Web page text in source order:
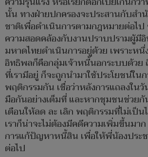
นั้น ทางฝ่ายปกครองจะประสานกับสำ
ชาติเพื่อดำเนินการตามกฎหมายต่อไ
ความสอดคล้องกับงานปราบปรามผู้มี
มหาดไทยดำเนินการอยู่ด้วย เพราะห
อิทธิพลก็คือกลุ่มเจ้าหนี้นอกระบบด้วย
ที่เรามีอยู่ ก็จะถูกนำมาใช้ประโยชน์ใน
พฤติกรรมกัน เชื่อว่าหลังการแถลงใน
มือกันอย่างเต็มที่ และหากชุมชนช่วย
เตือนให้ลด ละ เลิก พฤติกรรมที่ไม่เป็
เราก็น่าจะไม่ต้องมีคดีความเพิ่มขึ้นมา
การแก้ปัญหาหนี้สิน เพื่อให้พี่น้องประ
ต่อไป